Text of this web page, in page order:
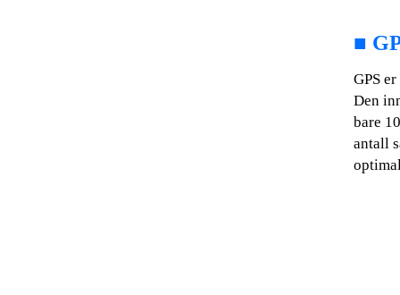
■
GPS
Den
bare
antall